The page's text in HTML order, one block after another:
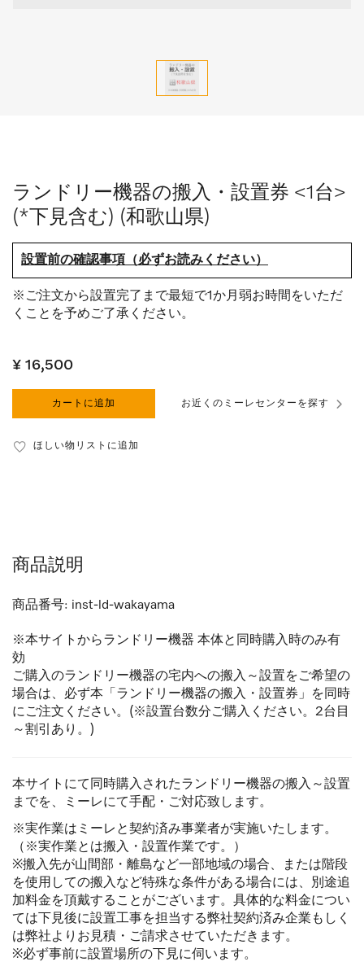
ランドリー機器の搬入・設置券 <1台>
(*下見含む) (和歌山県)
設置前の確認事項（必ずお読みください）
※ご注文から設置完了まで最短で1か月弱お時間をいただ
くことを予めご了承ください。
¥ 16,500
カートに追加 お近くのミーレセンターを探す
ほしい物リストに追加
商品説明
商品番号: inst-ld-wakayama
※本サイトからランドリー機器 本体と同時購入時のみ有
効
ご購入のランドリー機器の宅内への搬入～設置をご希望の
場合は、必ず本「ランドリー機器の搬入・設置券」を同時
にご注文ください。(※設置台数分ご購入ください。2台目
～割引あり。)
本サイトにて同時購入されたランドリー機器の搬入～設置
までを、ミーレにて手配・ご対応致します。
※実作業はミーレと契約済み事業者が実施いたします。
（※実作業とは搬入・設置作業です。）
※搬入先が山間部・離島など一部地域の場合、または階段
を使用しての搬入など特殊な条件がある場合には、別途追
加料金を頂戴することがございます。具体的な料金につい
ては下見後に設置工事を担当する弊社契約済み企業もしく
は弊社よりお見積・ご請求させていただきます。
※必ず事前に設置場所の下見に伺います。